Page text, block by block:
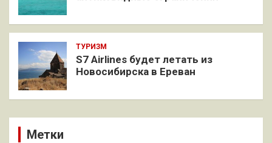
ТУРИЗМ
S7 Airlines будет летать из
Новосибирска в Ереван
Метки